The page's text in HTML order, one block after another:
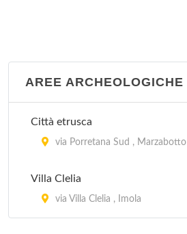
AREE ARCHEOLOGICHE
Città etrusca
via Porretana Sud , Marzabotto
Villa Clelia
via Villa Clelia , Imola